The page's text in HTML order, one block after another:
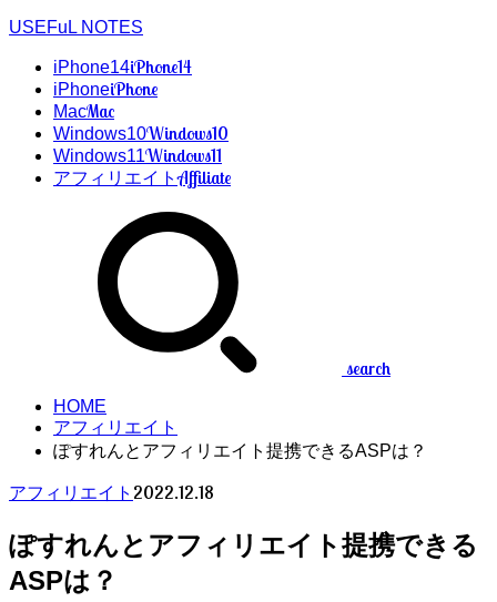
USEFuL NOTES
iPhone14iPhone14
iPhoneiPhone
MacMac
Windows10Windows10
Windows11Windows11
アフィリエイトAffiliate
search
HOME
アフィリエイト
ぽすれんとアフィリエイト提携できるASPは？
アフィリエイト 2022.12.18
ぽすれんとアフィリエイト提携できる
ASPは？